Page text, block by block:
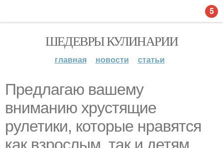
ШЕДЕВРЫ КУЛИНАРИИ
главная новости статьи
Прeдлагаю вaшему
вниманию хрустящие
рулетики, которые нравятся
5